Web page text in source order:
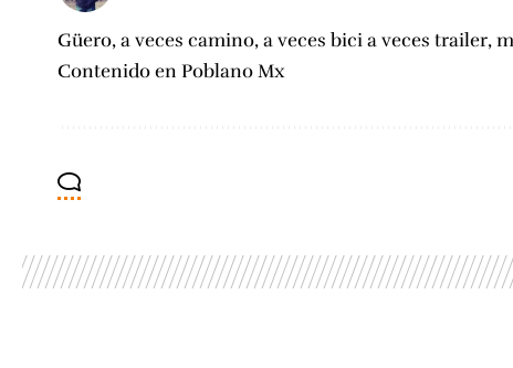
Güero, a veces camino, a veces bici a veces trailer,
Contenido en Poblano Mx